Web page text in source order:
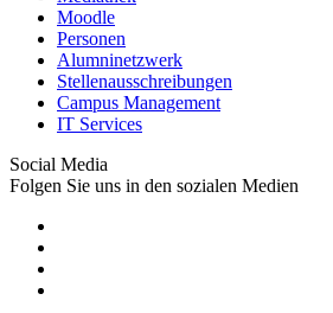
Moodle
Personen
Alumninetzwerk
Stellenausschreibungen
Campus Management
IT Services
Social Media
Folgen Sie uns in den sozialen Medien